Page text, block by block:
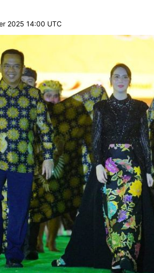
2025 14:00 UTC